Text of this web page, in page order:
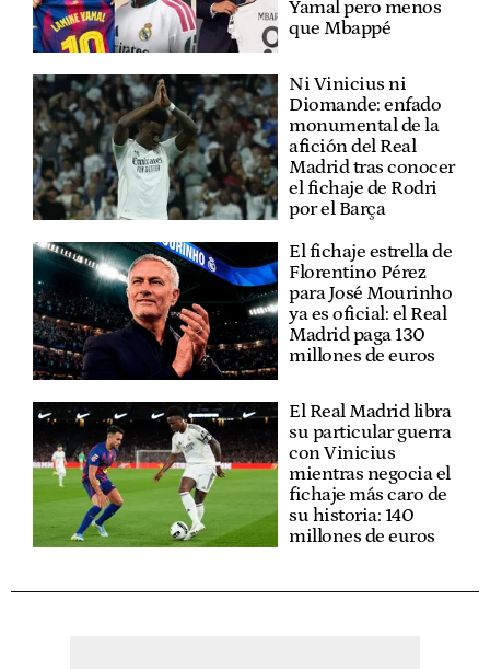
Yamal pero menos
que Mbappé
Ni Vinicius ni
Diomande: enfado
monumental de la
afición del Real
Madrid tras conocer
el fichaje de Rodri
por el Barça
El fichaje estrella de
Florentino Pérez
para José Mourinho
ya es oficial: el Real
Madrid paga 130
millones de euros
El Real Madrid libra
su particular guerra
con Vinicius
mientras negocia el
fichaje más caro de
su historia: 140
millones de euros